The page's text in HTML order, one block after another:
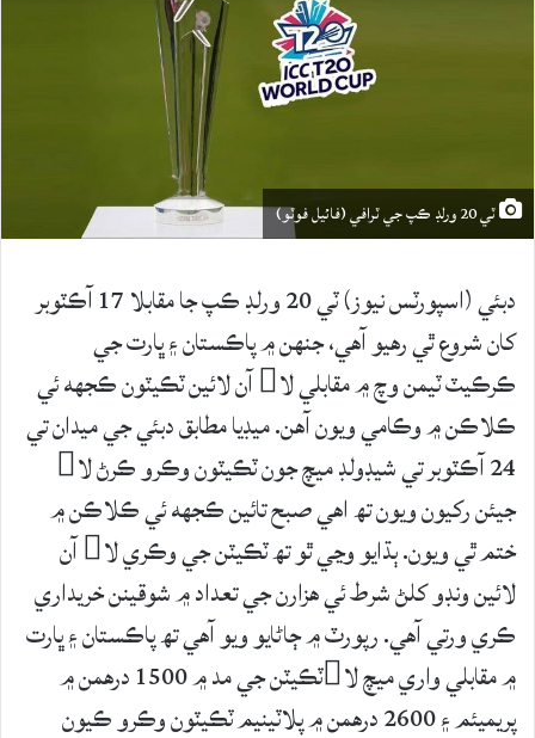
ٽي 20 ورلڊ ڪپ جي ٽرافي (فائيل فوٽو)
دبئي (اسپورٽس نيوز) ٽي 20 ورلڊ ڪپ جا مقابلا 17 آڪٽوبر
کان شروع ٿي رهيو آهي، جنهن ۾ پاڪستان ۽ ڀارت جي
ڪرڪيٽ ٽيمن وچ ۾ مقابلي لا آن لائين ٽڪيٽون ڪجهه ئي
ڪلاڪن ۾ وڪامي ويون آهن. ميڊيا مطابق دبئي جي ميدان تي
24 آڪٽوبر تي شيڊولڊ ميچ جون ٽڪيٽون وڪرو ڪرڻ لا
جيئن رکيون ويون تھ اهي صبح تائين ڪجهه ئي ڪلاڪن ۾
ختم ٿي ويون. ٻڌايو وڃي ٿو تھ ٽڪيٽن جي وڪري لا آن
لائين ونڊو کلڻ شرط ئي هزارن جي تعداد ۾ شوقينن خريداري
ڪري ورتي آهي. رپورٽ ۾ ڄاڻايو ويو آهي تھ پاڪستان ۽ ڀارت
۾ مقابلي واري ميچ لاٽڪيٽن جي مد ۾ 1500 درهمن ۾
پريميئم ۽ 2600 درهمن ۾ پلاٽينيم ٽڪيٽون وڪرو ڪيون